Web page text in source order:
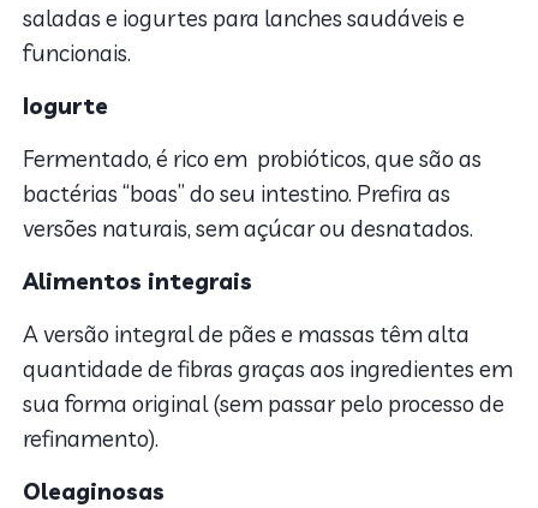
saladas e iogurtes para lanches saudáveis e
funcionais.
Iogurte
Fermentado, é rico em probióticos, que são as
bactérias “boas” do seu intestino. Prefira as
versões naturais, sem açúcar ou desnatados.
Alimentos integrais
A versão integral de pães e massas têm alta
quantidade de fibras graças aos ingredientes em
sua forma original (sem passar pelo processo de
refinamento).
Oleaginosas